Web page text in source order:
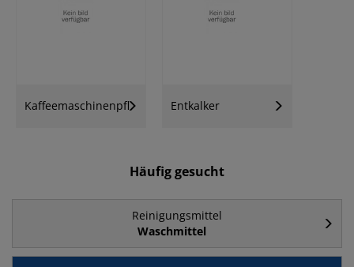
Kaffeemaschinenpflege Entkalker
Häufig gesucht
Reinigungsmittel
Waschmittel